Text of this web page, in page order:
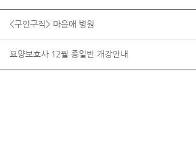
<구인구직> 마음애 병원
요양보호사 12월 종일반 개강안내